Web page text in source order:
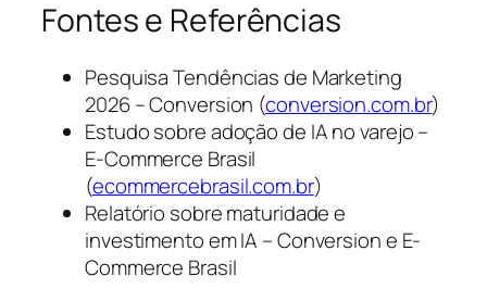
Fontes e Referências
Pesquisa Tendências de Marketing
2026 – Conversion (conversion.com.br)
Estudo sobre adoção de IA no varejo –
E-Commerce Brasil
(ecommercebrasil.com.br)
Relatório sobre maturidade e
investimento em IA – Conversion e E-
Commerce Brasil